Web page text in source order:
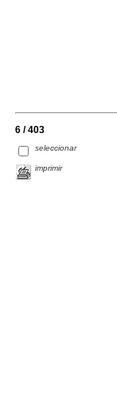
6 / 403
seleccionar
imprimir